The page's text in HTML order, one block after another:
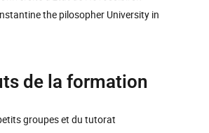
the pilosopher University in
de la formation
groupes et du tutorat